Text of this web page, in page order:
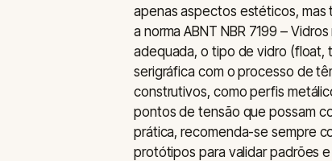
apenas aspectos estéticos,
a norma ABNT NBR 7199 –
adequada, o tipo de vidro (float,
serigráfica com o processo de
construtivos, como perfis
pontos de tensão que possam
prática, recomenda-se sempre
protótipos para validar padrões